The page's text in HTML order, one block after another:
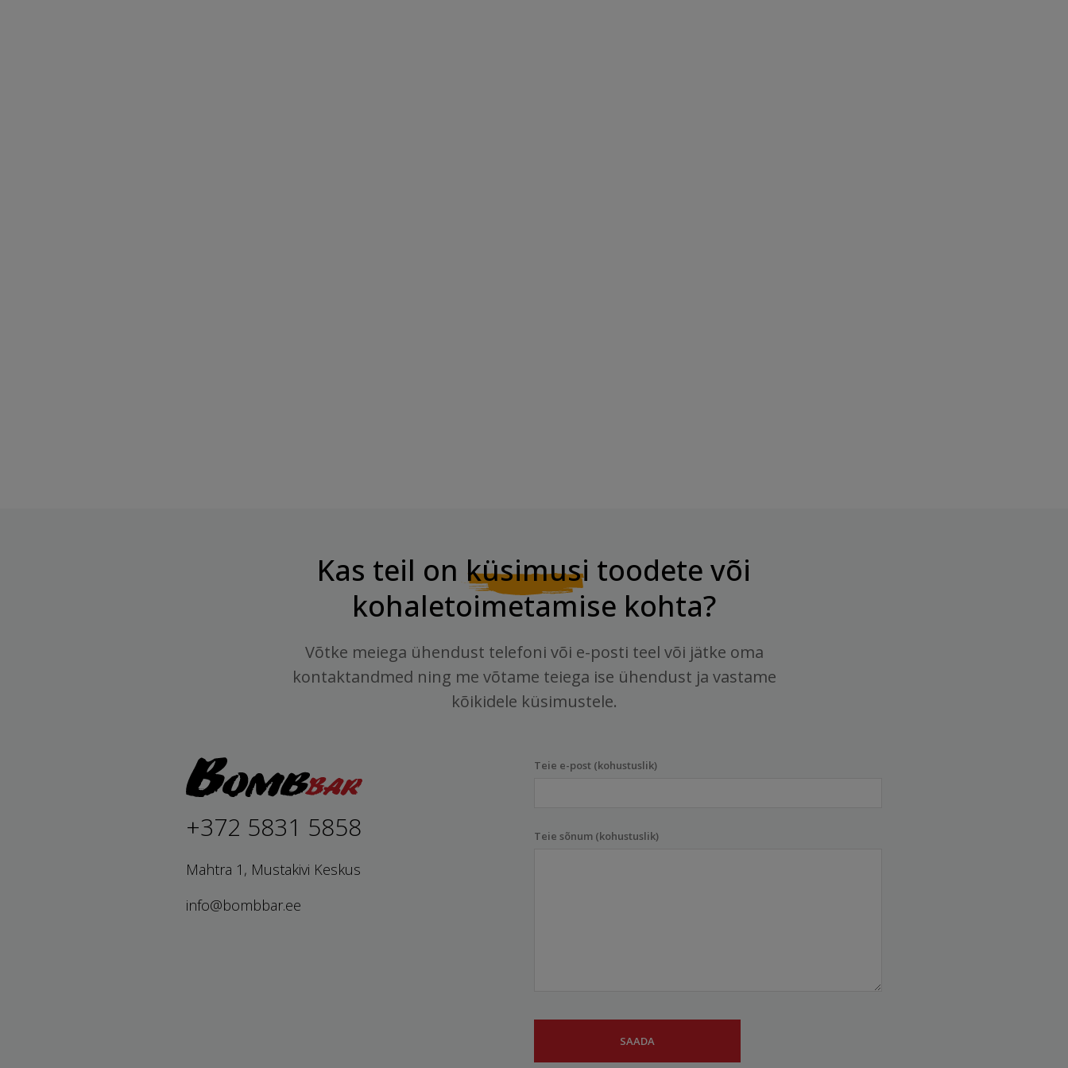
Kas teil on küsimusi toodete või
kohaletoimetamise kohta?
Võtke meiega ühendust telefoni või e-posti teel või jätke oma
kontaktandmed ning me võtame teiega ise ühendust ja vastame
kõikidele küsimustele.
+372 5831 5858
Mahtra 1, Mustakivi Keskus
info@bombbar.ee
Teie e-post (kohustuslik)
Teie sõnum (kohustuslik)